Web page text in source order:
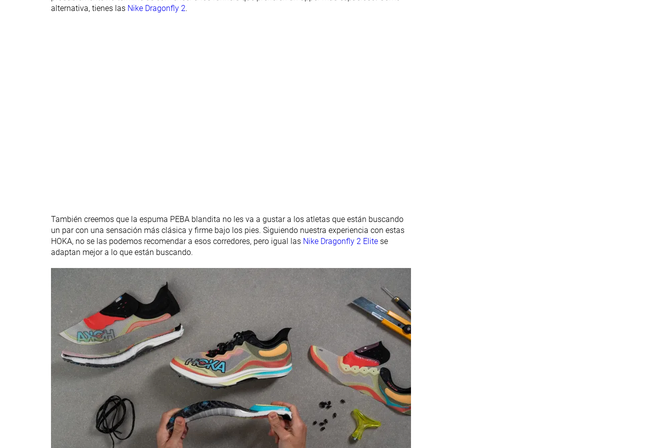
Anchura de la
mediasuela -
Estándar Estándar Ancha Estándar
alternativa, tienes las Nike Dragonfly 2.
También creemos que la espuma PEBA blandita no les va a gustar a los atletas que están buscando
un par con una sensación más clásica y firme bajo los pies. Siguiendo nuestra experiencia con estas
HOKA, no se las podemos recomendar a esos corredores, pero igual las Nike Dragonfly 2 Elite se
adaptan mejor a lo que están buscando.